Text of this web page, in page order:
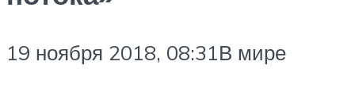
19 ноября 2018, 08:31В мире